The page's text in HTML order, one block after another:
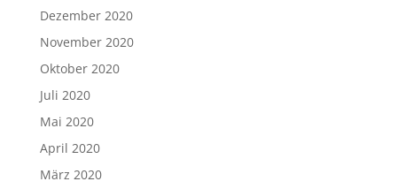
Dezember 2020
November 2020
Oktober 2020
Juli 2020
Mai 2020
April 2020
März 2020